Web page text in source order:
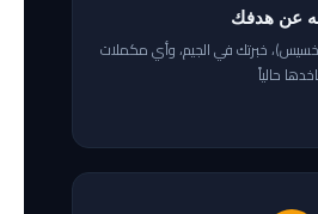
عن هدفك
خبرتك في الجيم، وأي مكملات
حالياً